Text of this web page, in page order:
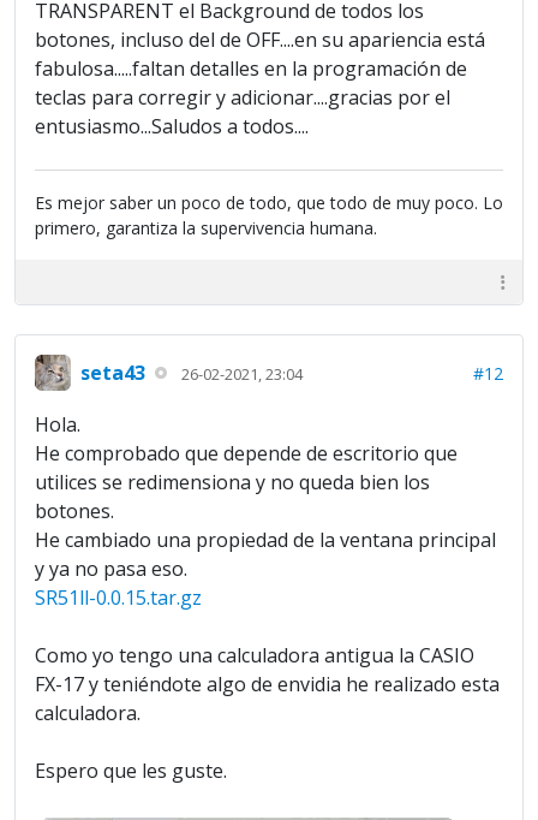
TRANSPARENT el Background de todos los
botones, incluso del de OFF....en su apariencia está
fabulosa.....faltan detalles en la programación de
teclas para corregir y adicionar....gracias por el
entusiasmo...Saludos a todos....
Es mejor saber un poco de todo, que todo de muy poco. Lo
primero, garantiza la supervivencia humana.
seta43 26-02-2021, 23:04 #12
Hola.
He comprobado que depende de escritorio que
utilices se redimensiona y no queda bien los
botones.
He cambiado una propiedad de la ventana principal
y ya no pasa eso.
SR51ll-0.0.15.tar.gz
Como yo tengo una calculadora antigua la CASIO
FX-17 y teniéndote algo de envidia he realizado esta
calculadora.
Espero que les guste.